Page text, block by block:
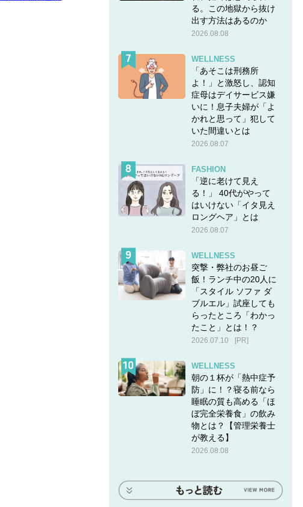
る。この地獄から抜け
出す方法はあるのか
2026.08.08
WELLNESS
「あそこは刑務所
よ！」と激怒し、認知
症母はデイサービス嫌
いに！息子夫婦が「よ
かれと思って」犯して
いた間違いとは
2026.08.07
FASHION
「逆に老けて見え
る！」 40代がやって
はいけない「イタ見え
ロングヘア」とは
2026.08.07
WELLNESS
突撃・弊社のお昼ご
飯！ランチ中の20人に
「スタイル ソファ ダ
ブルエル」試座しても
らったところ「わかっ
たこと」とは！？
2026.07.10 [PR]
WELLNESS
朝の１杯が「熱中症予
防」に！？寝る前なら
睡眠の質も高める「ほ
ぼ完全栄養食」の飲み
物とは？【管理栄養士
が教える】
2026.08.08